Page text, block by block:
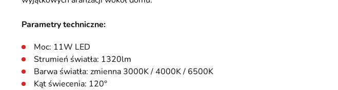
Parametry techniczne:
Moc: 11W LED
Strumień światła: 1320lm
Barwa światła: zmienna 3000K / 4000K / 6500K
Kąt świecenia: 120°